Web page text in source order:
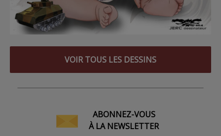
VOIR TOUS LES DESSINS
ABONNEZ-VOUS
À LA NEWSLETTER